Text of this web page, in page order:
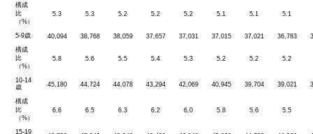
構成
比
（%）
5.3 5.3 5.2 5.2 5.2 5.1 5.1 5.1
5-9歳 40,094 38,768 38,059 37,657 37,031 37,015 37,021 36,783
構成
比
（%）
5.8 5.6 5.5 5.4 5.3 5.2 5.2 5.2
10-14
歳
45,180 44,724 44,078 43,294 42,069 40,945 39,704 39,021
構成
比
（%）
6.6 6.5 6.3 6.2 6.0 5.8 5.6 5.5
15-19